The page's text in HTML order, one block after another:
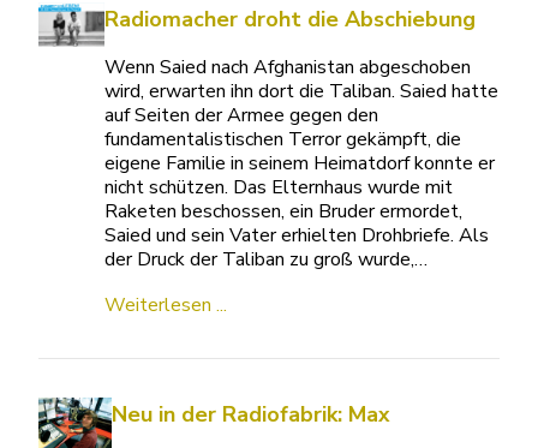
Radiomacher droht die Abschiebung
Wenn Saied nach Afghanistan abgeschoben
wird, erwarten ihn dort die Taliban. Saied hatte
auf Seiten der Armee gegen den
fundamentalistischen Terror gekämpft, die
eigene Familie in seinem Heimatdorf konnte er
nicht schützen. Das Elternhaus wurde mit
Raketen beschossen, ein Bruder ermordet,
Saied und sein Vater erhielten Drohbriefe. Als
der Druck der Taliban zu groß wurde,…
Weiterlesen ...
Neu in der Radiofabrik: Max